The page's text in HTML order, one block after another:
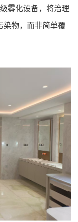
雾化设备，将治理
染物，而非简单覆